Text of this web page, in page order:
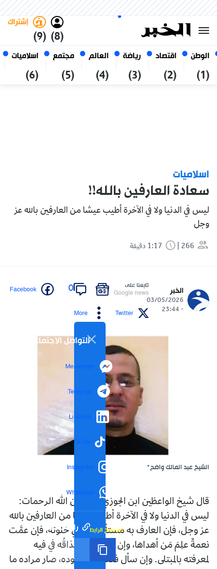
الوطن
(1)
اقتصاد
(2)
رياضة
(3)
العالم
(4)
مجتمع
(5)
اسلاميات
(6)
(8)
إشتراك
(9)
أغسطس 2026
الجزائر
اسلاميات
سعادة العارفين بالله!!
ليس في الدنيا ولا في الآخرة أطيب عيشا من العارفين بالله عز
وجل
266
الخبر
03/05/2026
- 23:44
تابعنا على
Google news
0
Facebook
Twitter
More
التواصل الاجتماعي
Messenger
Telegram
LinkedIn
TikTok
Instagram
WhatsApp
رابط مختصر تم نسخ الرابط
الشيخ عبد المالك واضح*
قال شيخ الواعظين ابن الجوزي عليه من الله الرحمات:
ليس في الدنيا ولا في الآخرة أطيب عيشا من العارفين بالله
عز وجل، فإن العارف به مستأنس به في خلوته، فإن عمَّت
نعمةٌ علِمَ مَن أهداها، وإن مَرَّ مُرٌّ حلا مذاقُه في فيه
لمعرفته بالمبتلى. وإن سأل فتعوق مقصوده، صار مراده ما